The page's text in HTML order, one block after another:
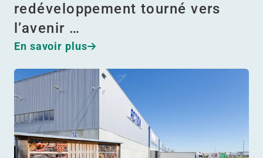
redéveloppement tourné vers
l’avenir …
En savoir plus